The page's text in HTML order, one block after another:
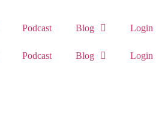
Podcast Blog Login
Podcast Blog Login